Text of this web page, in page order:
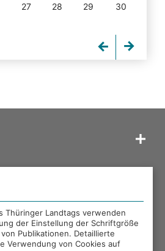
27 28 29
30
LANDTAGS
Thüringer Landtags verwenden
der Einstellung der Schriftgröße
Publikationen. Detaillierte
Verwendung von Cookies auf